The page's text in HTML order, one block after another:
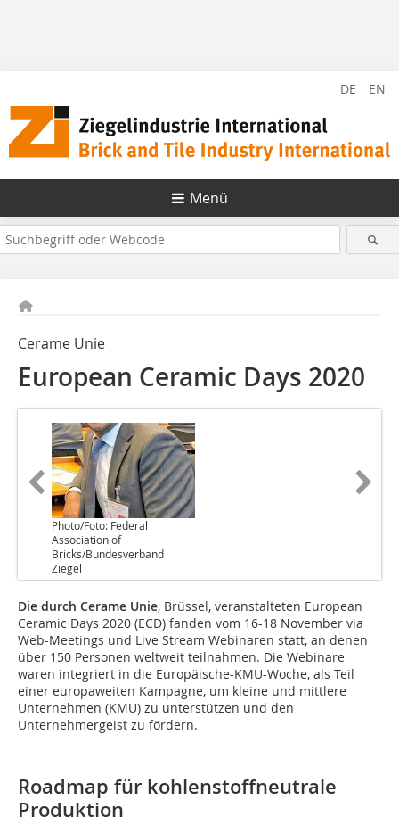
DE EN
Menü
Cerame Unie
European Ceramic Days 2020
Photo/Foto: Federal
Association of
Bricks/Bundesverband
Ziegel
Die durch Cerame Unie, Brüssel, veranstalteten European
Ceramic Days 2020 (ECD) fanden vom 16-18 November via
Web-Meetings und Live Stream Webinaren statt, an denen
über 150 Personen weltweit teilnahmen. Die Webinare
waren integriert in die Europäische-KMU-Woche, als Teil
einer europaweiten Kampagne, um kleine und mittlere
Unternehmen (KMU) zu unterstützen und den
Unternehmergeist zu fördern.
Roadmap für kohlenstoffneutrale
Produktion